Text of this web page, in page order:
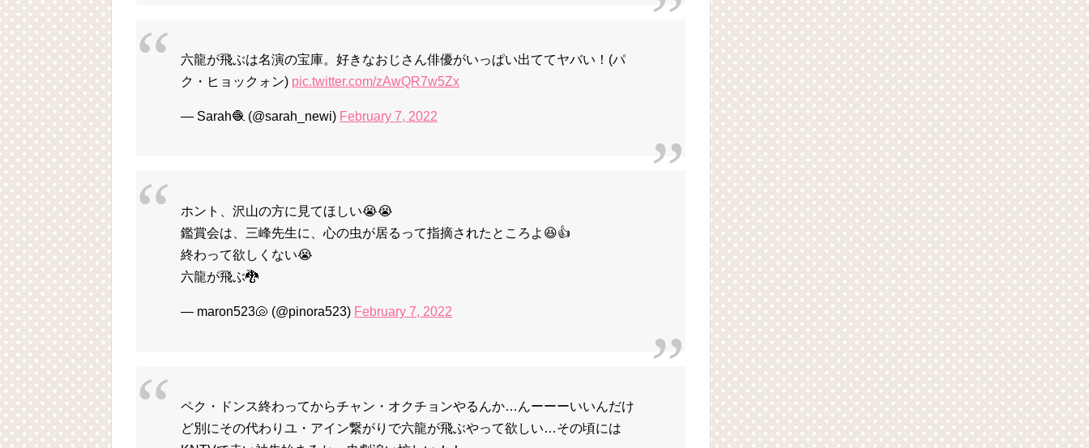
六龍が飛ぶは名演の宝庫。好きなおじさん俳優がいっぱい出ててヤバい！(パ
ク・ヒョックォン) pic.twitter.com/zAwQR7w5Zx
— Sarah🧶 (@sarah_newi) February 7, 2022
ホント、沢山の方に見てほしい😭😭
鑑賞会は、三峰先生に、心の虫が居るって指摘されたところよ😆👍
終わって欲しくない😭
六龍が飛ぶ🐉
— maron523🐚 (@pinora523) February 7, 2022
ペク・ドンス終わってからチャン・オクチョンやるんか…んーーーいいんだけ
ど別にその代わりユ・アイン繋がりで六龍が飛ぶやって欲しい…その頃には